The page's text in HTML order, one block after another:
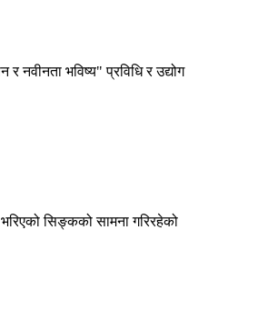
नवीनता भविष्य" प्रविधि र उद्योग
सिङ्कको सामना गरिरहेको